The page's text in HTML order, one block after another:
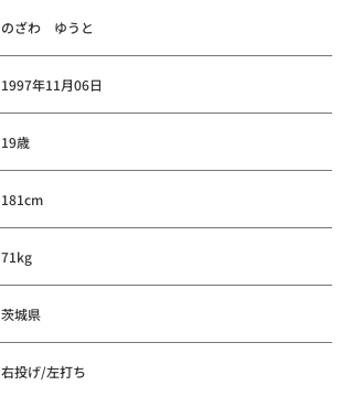
のざわ ゆうと
1997年11月06日
19歳
181cm
71kg
茨城県
右投げ/左打ち